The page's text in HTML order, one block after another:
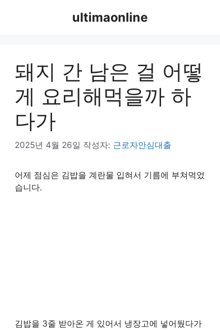
ultimaonline
돼지 간 남은 걸 어떻
게 요리해먹을까 하
다가
2025년 4월 26일 작성자: 근로자안심대출
어제 점심은 김밥을 계란물 입혀서 기름에 부쳐먹었
습니다.
김밥을 3줄 받아온 게 있어서 냉장고에 넣어뒀다가